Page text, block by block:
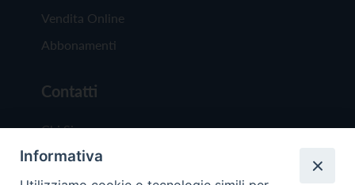
Vendita Online
Abbonamenti
Contatti
Chi Siamo
Redazione
Informativa